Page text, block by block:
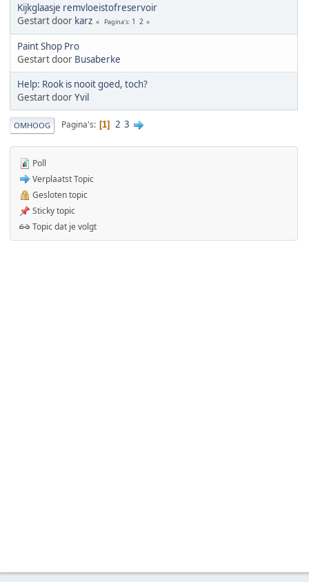
Kijkglaasje remvloeistofreservoir
Gestart door karz Pagina's 1 2
Paint Shop Pro
Gestart door Busaberke
Help: Rook is nooit goed, toch?
Gestart doorYvil
OMHOOG Pagina's 1 2 3
Poll
Verplaatst Topic
Gesloten topic
Sticky topic
Topic dat je volgt